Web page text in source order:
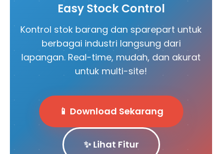
Easy Stock Control
Kontrol stok barang dan sparepart untuk
berbagai industri langsung dari
lapangan. Real-time, mudah, dan akurat
untuk multi-site!
📱 Download Sekarang
✨ Lihat Fitur